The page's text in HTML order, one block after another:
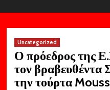
Uncategorized
Ο πρόεδρος της
τον βραβευθέντα
την τούρτα